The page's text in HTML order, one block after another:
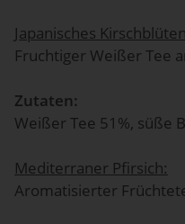
Japanisches
Fruchtiger Weißer Tee
Zutaten:
Weißer Tee 51%, süße
Mediterraner Pfirsich:
Aromatisierter